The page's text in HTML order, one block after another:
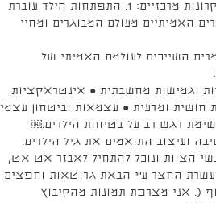
בחינוך לגיל הרך בארץ ובעולם. השיטה בנוייה על שני עקרונות מרכזיים: 1. התפתחות הילד עוברת
עם הדברים האמיתיים מעולם המבוגרים ומחיי
השייכים לעולמם האמיתי של
וגמישות מחשבתית ● אינטראקציות
חושית ומדעית ● עצמאות וביטחון עצמי
דגש רב על בטיחות הילדים.￼
ועיצוב התואמים את גיל הילדים.
הצוות ונוכל להתחיל לאבזר אט אט,
החצר ע״י הבאת גרוטאות וחפצים
(. אני מצרפת תמונות מהקיבוץ